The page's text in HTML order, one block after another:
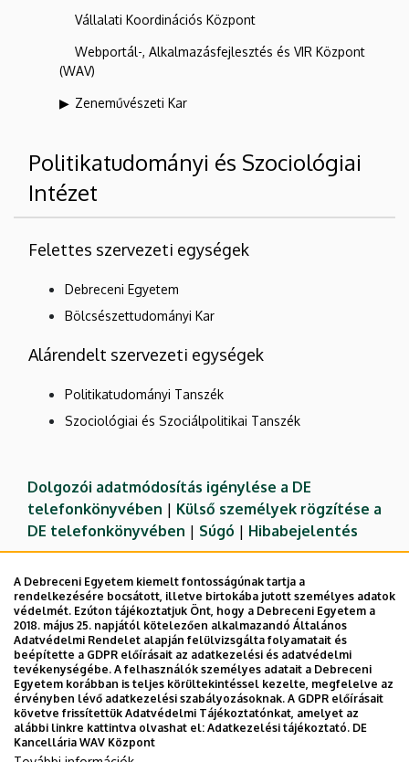
Vállalati Koordinációs Központ
Webportál-, Alkalmazásfejlesztés és VIR Központ
(WAV)
Zeneművészeti Kar
Politikatudományi és Szociológiai
Intézet
Felettes szervezeti egységek
Debreceni Egyetem
Bölcsészettudományi Kar
Alárendelt szervezeti egységek
Politikatudományi Tanszék
Szociológiai és Szociálpolitikai Tanszék
Dolgozói adatmódosítás igénylése a DE
telefonkönyvében | Külső személyek rögzítése a
DE telefonkönyvében | Súgó | Hibabejelentés
Adatvédelem
Adatvédelem
A Debreceni Egyetem kiemelt fontosságúnak tartja a
rendelkezésére bocsátott, illetve birtokába jutott személyes adatok
védelmét. Ezúton tájékoztatjuk Önt, hogy a Debreceni Egyetem a
2018. május 25. napjától kötelezően alkalmazandó Általános
Adatvédelmi Rendelet alapján felülvizsgálta folyamatait és
beépítette a GDPR előírásait az adatkezelési és adatvédelmi
tevékenységébe. A felhasználók személyes adatait a Debreceni
Egyetem korábban is teljes körültekintéssel kezelte, megfelelve az
érvényben lévő adatkezelési szabályozásoknak. A GDPR előírásait
követve frissítettük Adatvédelmi Tájékoztatónkat, amelyet az
alábbi linkre kattintva olvashat el: Adatkezelési tájékoztató. DE
Kancellária WAV Központ